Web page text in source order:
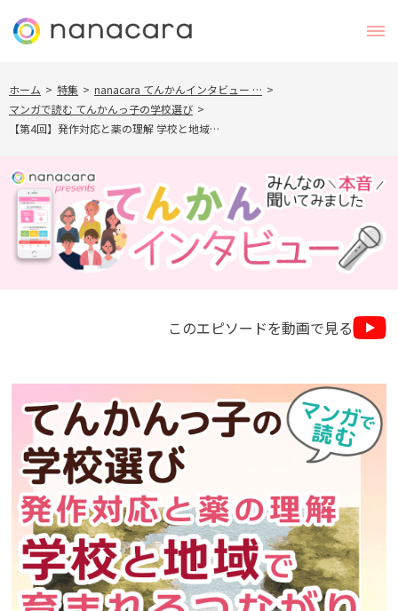
ホーム > 特集 > nanacara てんかんインタビュー … >
マンガで読む てんかんっ子の学校選び >
【第4回】発作対応と薬の理解 学校と地域…
このエピソードを動画で見る